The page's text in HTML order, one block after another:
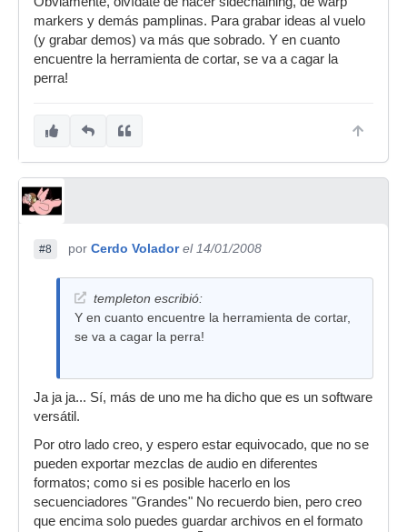
markers y demás pamplinas. Para grabar ideas al vuelo
(y grabar demos) va más que sobrado. Y en cuanto
encuentre la herramienta de cortar, se va a cagar la
perra!
#8 por Cerdo Volador el 14/01/2008
templeton escribió:
Y en cuanto encuentre la herramienta de cortar,
se va a cagar la perra!
Ja ja ja... Sí, más de uno me ha dicho que es un software
versátil.
Por otro lado creo, y espero estar equivocado, que no se
pueden exportar mezclas de audio en diferentes
formatos; como si es posible hacerlo en los
secuenciadores "Grandes" No recuerdo bien, pero creo
que encima solo puedes guardar archivos en el formato